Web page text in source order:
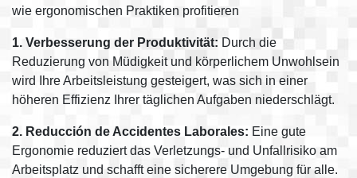
wie ergonomischen Praktiken profitieren
1. Verbesserung der Produktivität: Durch die
Reduzierung von Müdigkeit und körperlichem Unwohlsein
wird Ihre Arbeitsleistung gesteigert, was sich in einer
höheren Effizienz Ihrer täglichen Aufgaben niederschlägt.
2. Reducción de Accidentes Laborales: Eine gute
Ergonomie reduziert das Verletzungs- und Unfallrisiko am
Arbeitsplatz und schafft eine sicherere Umgebung für alle.